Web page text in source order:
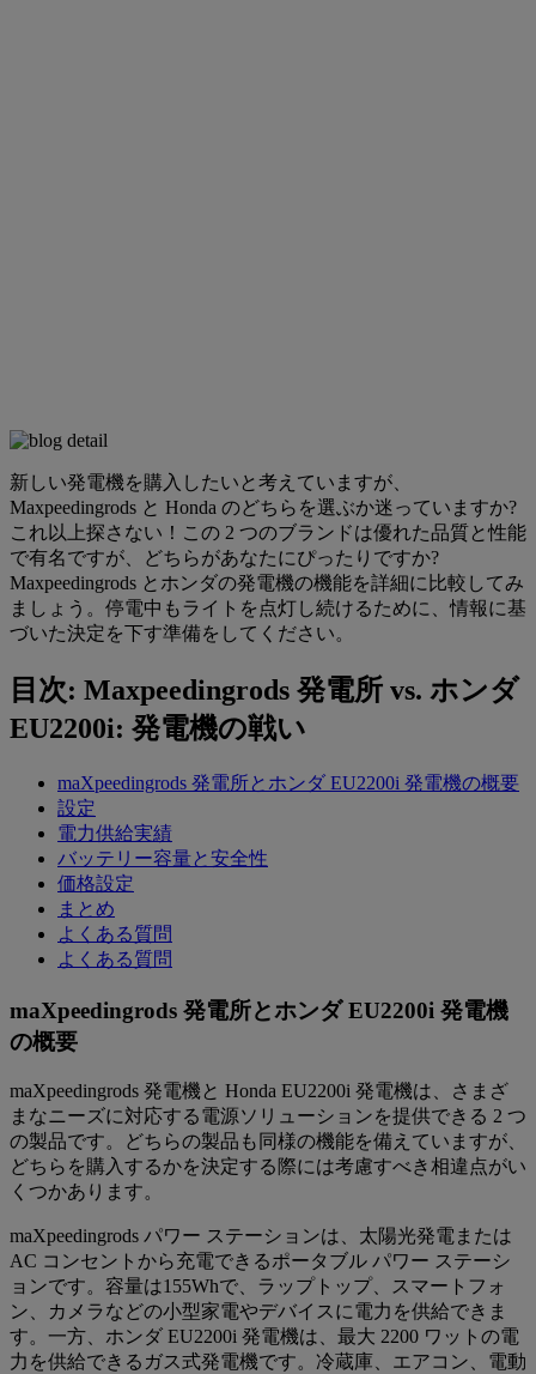
新しい発電機を購入したいと考えていますが、
Maxpeedingrods と Honda のどちらを選ぶか迷っていますか?
これ以上探さない！この 2 つのブランドは優れた品質と性能
で有名ですが、どちらがあなたにぴったりですか?
Maxpeedingrods とホンダの発電機の機能を詳細に比較してみ
ましょう。停電中もライトを点灯し続けるために、情報に基
づいた決定を下す準​​備をしてください。
目次: Maxpeedingrods 発電所 vs. ホンダ
EU2200i: 発電機の戦い
maXpeedingrods 発電所とホンダ EU2200i 発電機の概要
設定
電力供給実績
バッテリー容量と安全性
価格設定
まとめ
よくある質問
よくある質問
maXpeedingrods 発電所とホンダ EU2200i 発電機
の概要
maXpeedingrods 発電機と Honda EU2200i 発電機は、さまざ
まなニーズに対応する電源ソリューションを提供できる 2 つ
の製品です。どちらの製品も同様の機能を備えていますが、
どちらを購入するかを決定する際には考慮すべき相違点がい
くつかあります。
maXpeedingrods パワー ステーションは、太陽光発電または
AC コンセントから充電できるポータブル パワー ステーシ
ョンです。容量は155Whで、ラップトップ、スマートフォ
ン、カメラなどの小型家電やデバイスに電力を供給できま
す。一方、ホンダ EU2200i 発電機は、最大 2200 ワットの電
力を供給できるガス式発電機です。冷蔵庫、エアコン、電動